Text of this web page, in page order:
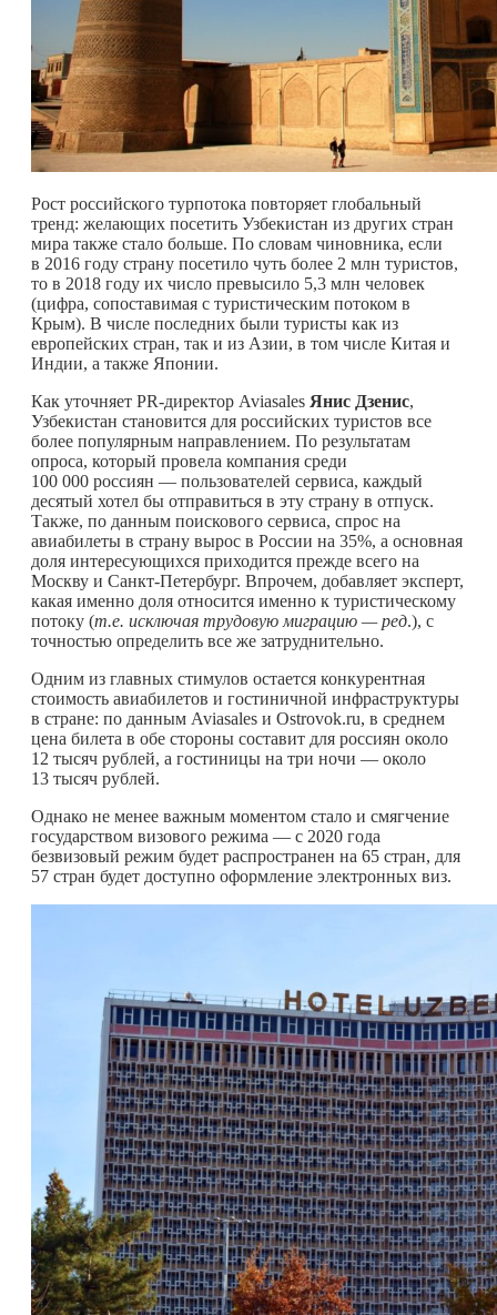
Рост российского турпотока повторяет глобальный
тренд: желающих посетить Узбекистан из других стран
мира также стало больше. По словам чиновника, если
в 2016 году страну посетило чуть более 2 млн туристов,
то в 2018 году их число превысило 5,3 млн человек
(цифра, сопоставимая с туристическим потоком в
Крым). В числе последних были туристы как из
европейских стран, так и из Азии, в том числе Китая и
Индии, а также Японии.
Как уточняет PR-директор Aviasales Янис Дзенис,
Узбекистан становится для российских туристов все
более популярным направлением. По результатам
опроса, который провела компания среди
100 000 россиян — пользователей сервиса, каждый
десятый хотел бы отправиться в эту страну в отпуск.
Также, по данным поискового сервиса, спрос на
авиабилеты в страну вырос в России на 35%, а основная
доля интересующихся приходится прежде всего на
Москву и Санкт-Петербург. Впрочем, добавляет эксперт,
какая именно доля относится именно к туристическому
потоку (т.е. исключая трудовую миграцию — ред.), с
точностью определить все же затруднительно.
Одним из главных стимулов остается конкурентная
стоимость авиабилетов и гостиничной инфраструктуры
в стране: по данным Aviasales и Ostrovok.ru, в среднем
цена билета в обе стороны составит для россиян около
12 тысяч рублей, а гостиницы на три ночи — около
13 тысяч рублей.
Однако не менее важным моментом стало и смягчение
государством визового режима — с 2020 года
безвизовый режим будет распространен на 65 стран, для
57 стран будет доступно оформление электронных виз.